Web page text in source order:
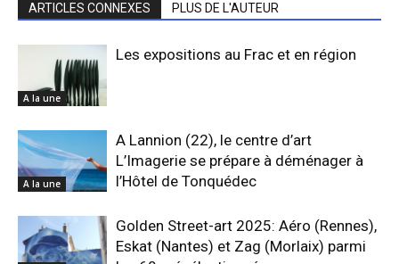
ARTICLES CONNEXES PLUS DE L'AUTEUR
A la une
Les expositions au Frac et en région
A la une
A Lannion (22), le centre d’art
L’Imagerie se prépare à déménager à
l’Hôtel de Tonquédec
Golden Street-art 2025: Aéro (Rennes),
Eskat (Nantes) et Zag (Morlaix) parmi